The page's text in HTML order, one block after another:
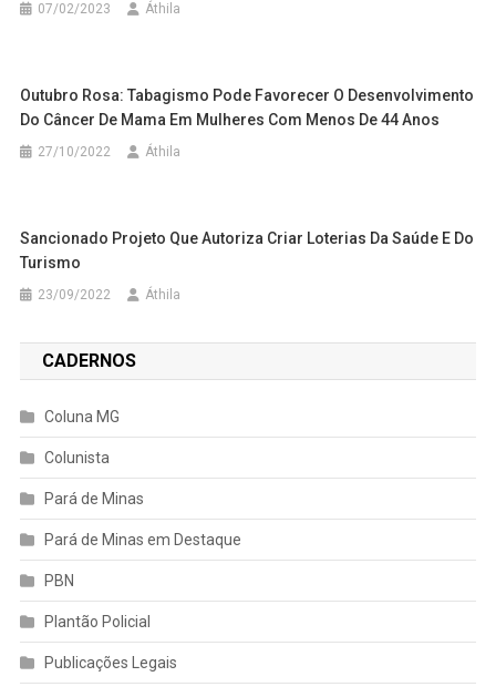
07/02/2023 Áthila
Outubro Rosa: Tabagismo Pode Favorecer O Desenvolvimento
Do Câncer De Mama Em Mulheres Com Menos De 44 Anos
27/10/2022 Áthila
Sancionado Projeto Que Autoriza Criar Loterias Da Saúde E Do
Turismo
23/09/2022 Áthila
CADERNOS
Coluna MG
Colunista
Pará de Minas
Pará de Minas em Destaque
PBN
Plantão Policial
Publicações Legais